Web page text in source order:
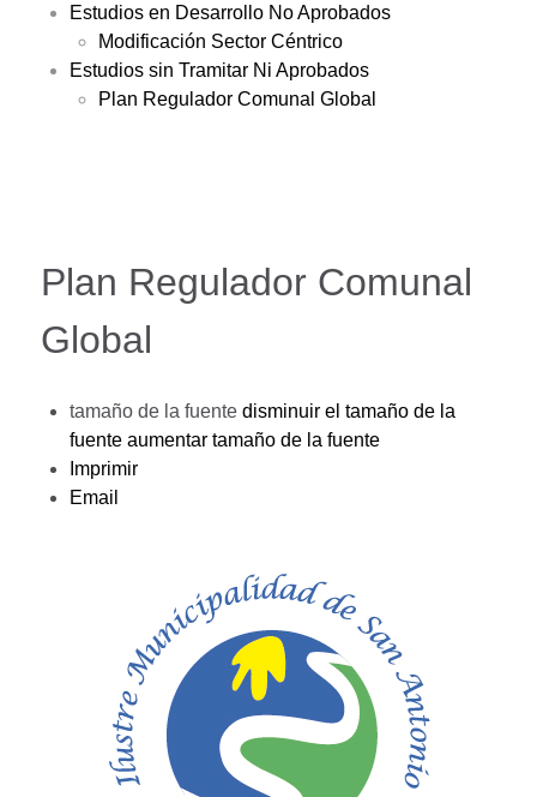
Estudios en Desarrollo No Aprobados
Modificación Sector Céntrico
Estudios sin Tramitar Ni Aprobados
Plan Regulador Comunal Global
Plan Regulador Comunal
Global
tamaño de la fuente disminuir el tamaño de la
fuente aumentar tamaño de la fuente
Imprimir
Email